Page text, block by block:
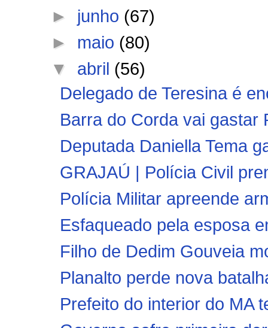
► junho (67)
► maio (80)
▼ abril (56)
Delegado de Teresina é
Barra do Corda vai gastar
Deputada Daniella Tema
GRAJAÚ | Polícia Civil
Polícia Militar apreende
Esfaqueado pela esposa
Filho de Dedim Gouveia
Planalto perde nova
Prefeito do interior do MA